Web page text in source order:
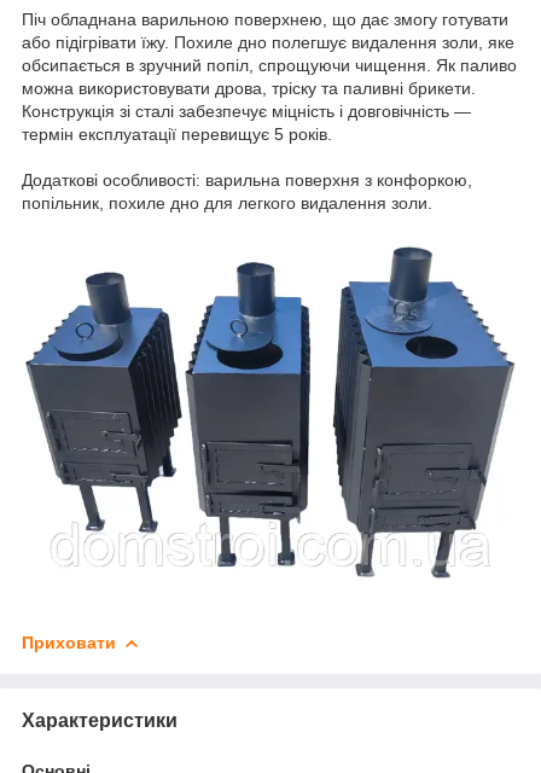
Піч обладнана варильною поверхнею, що дає змогу готувати
або підігрівати їжу. Похиле дно полегшує видалення золи, яке
обсипається в зручний попіл, спрощуючи чищення. Як паливо
можна використовувати дрова, тріску та паливні брикети.
Конструкція зі сталі забезпечує міцність і довговічність —
термін експлуатації перевищує 5 років.
Додаткові особливості: варильна поверхня з конфоркою,
попільник, похиле дно для легкого видалення золи.
Приховати
Характеристики